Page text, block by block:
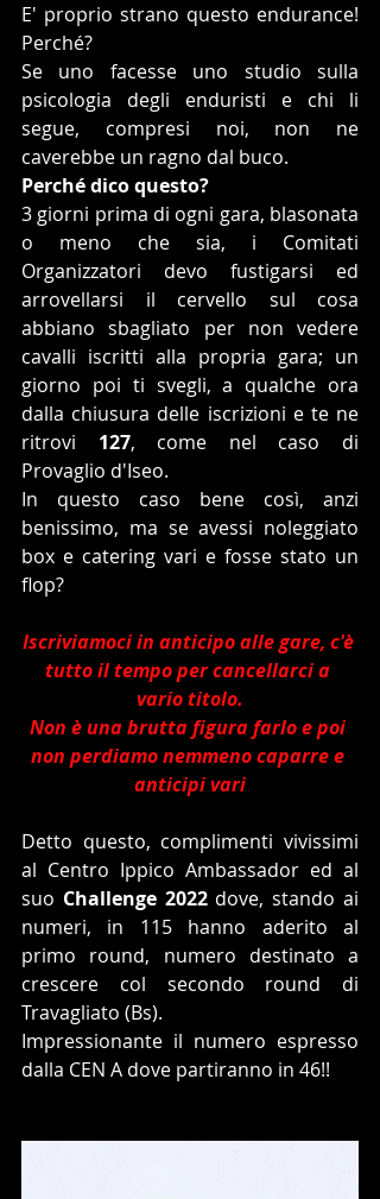
E' proprio strano questo endurance!
Perché?
Se uno facesse uno studio sulla
psicologia degli enduristi e chi li
segue, compresi noi, non ne
caverebbe un ragno dal buco.
Perché dico questo?
3 giorni prima di ogni gara, blasonata
o meno che sia, i Comitati
Organizzatori devo fustigarsi ed
arrovellarsi il cervello sul cosa
abbiano sbagliato per non vedere
cavalli iscritti alla propria gara; un
giorno poi ti svegli, a qualche ora
dalla chiusura delle iscrizioni e te ne
ritrovi 127, come nel caso di
Provaglio d'Iseo.
In questo caso bene così, anzi
benissimo, ma se avessi noleggiato
box e catering vari e fosse stato un
flop?
Iscriviamoci in anticipo alle gare, c'è
tutto il tempo per cancellarci a
vario titolo.
Non è una brutta figura farlo e poi
non perdiamo nemmeno caparre e
anticipi vari
Detto questo, complimenti vivissimi
al Centro Ippico Ambassador ed al
suo Challenge 2022 dove, stando ai
numeri, in 115 hanno aderito al
primo round, numero destinato a
crescere col secondo round di
Travagliato (Bs).
Impressionante il numero espresso
dalla CEN A dove partiranno in 46!!